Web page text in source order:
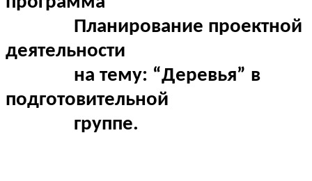
Планирование проектной
деятельности
на тему: “Деревья” в
подготовительной
группе.